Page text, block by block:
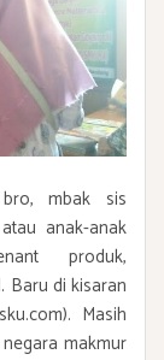
mbak sis
anak-anak
produk,
Baru di kisaran
Masih
makmur